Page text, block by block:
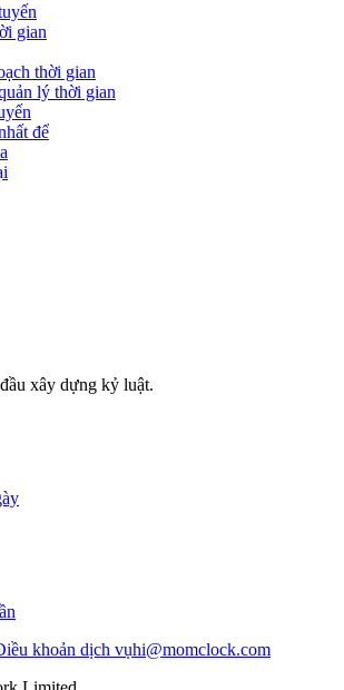
gian
thời gian
lý thời gian
để
xây dựng kỷ luật.
khoản dịch vụhi@momclock.com